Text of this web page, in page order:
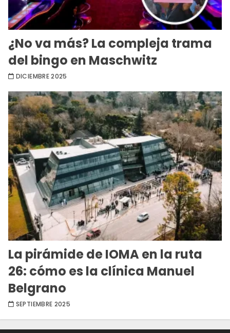
¿No va más? La compleja trama
del bingo en Maschwitz
DICIEMBRE 2025
La pirámide de IOMA en la ruta
26: cómo es la clínica Manuel
Belgrano
SEPTIEMBRE 2025